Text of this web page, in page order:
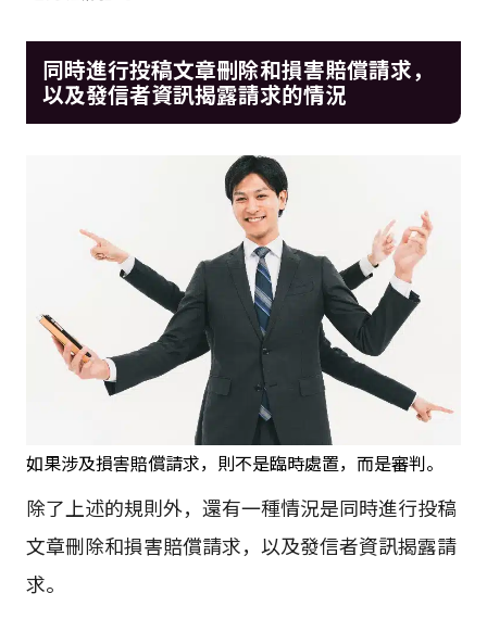
同時進行投稿文章刪除和損害賠償請求，
以及發信者資訊揭露請求的情況
如果涉及損害賠償請求，則不是臨時處置，而是審判。
除了上述的規則外，還有一種情況是同時進行投稿
文章刪除和損害賠償請求，以及發信者資訊揭露請
求。